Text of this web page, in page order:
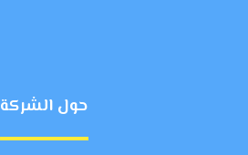
حول الشركة